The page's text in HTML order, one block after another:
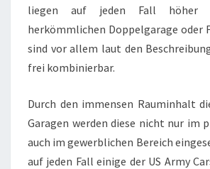
liegen auf jeden Fall höher
herkömmlichen Doppelgarage oder
sind vor allem laut den
frei kombinierbar.
Durch den immensen Rauminhalt
Garagen werden diese nicht nur im
auch im gewerblichen Bereich
auf jeden Fall einige der US Army